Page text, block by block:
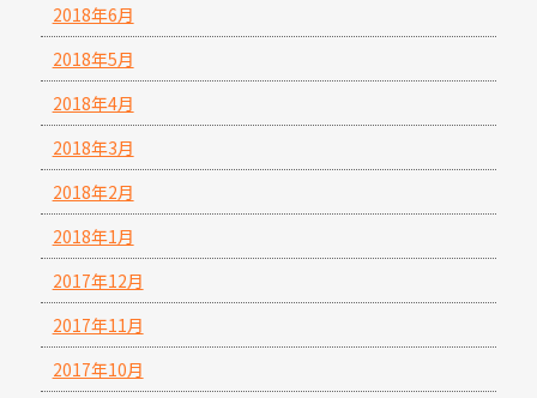
2018年6月
2018年5月
2018年4月
2018年3月
2018年2月
2018年1月
2017年12月
2017年11月
2017年10月